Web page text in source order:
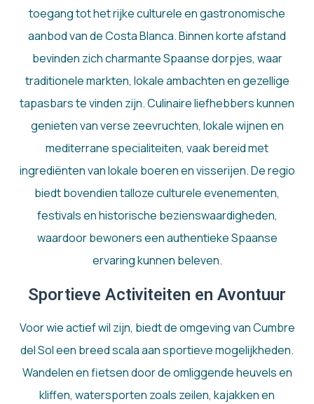
toegang tot het rijke culturele en gastronomische
aanbod van de Costa Blanca. Binnen korte afstand
bevinden zich charmante Spaanse dorpjes, waar
traditionele markten, lokale ambachten en gezellige
tapasbars te vinden zijn. Culinaire liefhebbers kunnen
genieten van verse zeevruchten, lokale wijnen en
mediterrane specialiteiten, vaak bereid met
ingrediënten van lokale boeren en visserijen. De regio
biedt bovendien talloze culturele evenementen,
festivals en historische bezienswaardigheden,
waardoor bewoners een authentieke Spaanse
ervaring kunnen beleven.
Sportieve Activiteiten en Avontuur
Voor wie actief wil zijn, biedt de omgeving van Cumbre
del Sol een breed scala aan sportieve mogelijkheden.
Wandelen en fietsen door de omliggende heuvels en
kliffen, watersporten zoals zeilen, kajakken en